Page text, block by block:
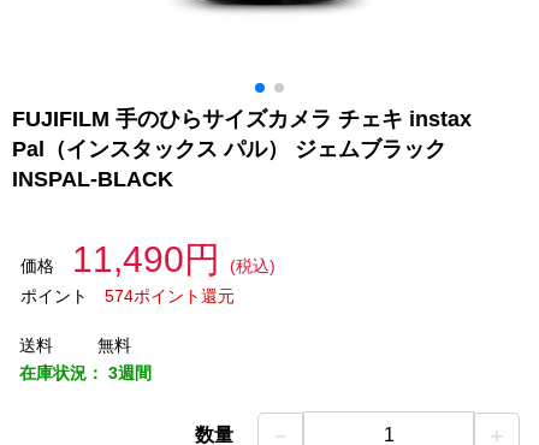
FUJIFILM 手のひらサイズカメラ チェキ instax
Pal（インスタックス パル） ジェムブラック
INSPAL-BLACK
価格 11,490円
(税込)
ポイント
574ポイント還元
送料
無料
在庫状況： 3週間
数量 － 1 ＋